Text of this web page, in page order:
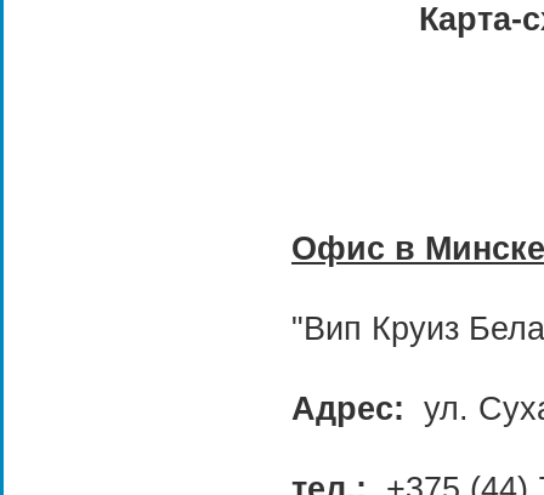
Карта-
Офис в
"Вип Круиз
Адрес: ул.